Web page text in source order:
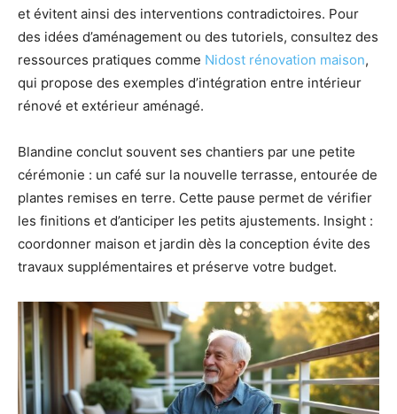
et évitent ainsi des interventions contradictoires. Pour
des idées d’aménagement ou des tutoriels, consultez des
ressources pratiques comme Nidost rénovation maison,
qui propose des exemples d’intégration entre intérieur
rénové et extérieur aménagé.
Blandine conclut souvent ses chantiers par une petite
cérémonie : un café sur la nouvelle terrasse, entourée de
plantes remises en terre. Cette pause permet de vérifier
les finitions et d’anticiper les petits ajustements. Insight :
coordonner maison et jardin dès la conception évite des
travaux supplémentaires et préserve votre budget.